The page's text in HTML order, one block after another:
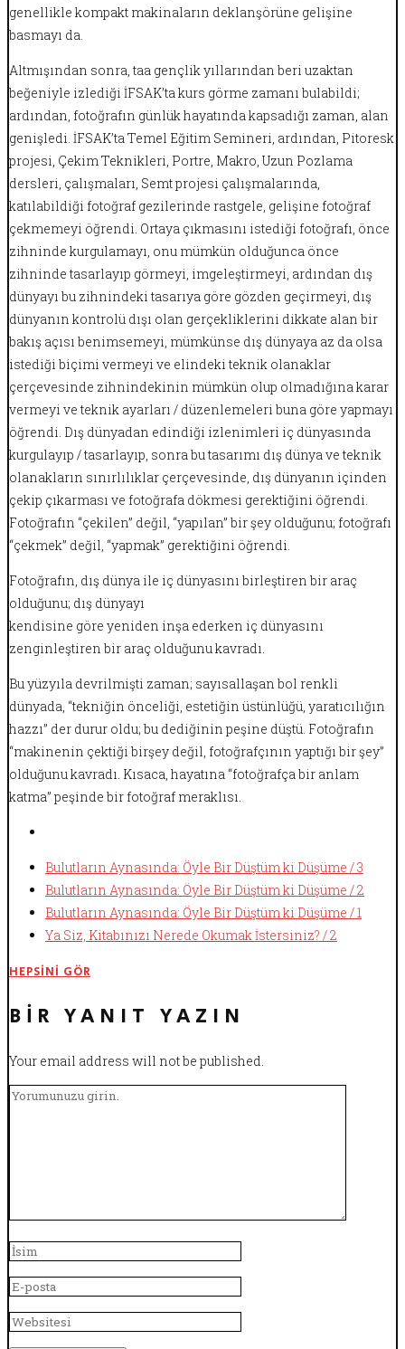
genellikle kompakt makinaların deklanşörüne gelişine
basmayı da.
Altmışından sonra, taa gençlik yıllarından beri uzaktan
beğeniyle izlediği İFSAK’ta kurs görme zamanı bulabildi;
ardından, fotoğrafın günlük hayatında kapsadığı zaman, alan
genişledi. İFSAK’ta Temel Eğitim Semineri, ardından, Pitoresk
projesi, Çekim Teknikleri, Portre, Makro, Uzun Pozlama
dersleri, çalışmaları, Semt projesi çalışmalarında,
katılabildiği fotoğraf gezilerinde rastgele, gelişine fotoğraf
çekmemeyi öğrendi. Ortaya çıkmasını istediği fotoğrafı, önce
zihninde kurgulamayı, onu mümkün olduğunca önce
zihninde tasarlayıp görmeyi, imgeleştirmeyi, ardından dış
dünyayı bu zihnindeki tasarıya göre gözden geçirmeyi, dış
dünyanın kontrolü dışı olan gerçekliklerini dikkate alan bir
bakış açısı benimsemeyi, mümkünse dış dünyaya az da olsa
istediği biçimi vermeyi ve elindeki teknik olanaklar
çerçevesinde zihnindekinin mümkün olup olmadığına karar
vermeyi ve teknik ayarları / düzenlemeleri buna göre yapmayı
öğrendi. Dış dünyadan edindiği izlenimleri iç dünyasında
kurgulayıp / tasarlayıp, sonra bu tasarımı dış dünya ve teknik
olanakların sınırlılıklar çerçevesinde, dış dünyanın içinden
çekip çıkarması ve fotoğrafa dökmesi gerektiğini öğrendi.
Fotoğrafın “çekilen” değil, “yapılan” bir şey olduğunu; fotoğrafı
“çekmek” değil, “yapmak” gerektiğini öğrendi.
Fotoğrafın, dış dünya ile iç dünyasını birleştiren bir araç
olduğunu; dış dünyayı
kendisine göre yeniden inşa ederken iç dünyasını
zenginleştiren bir araç olduğunu kavradı.
Bu yüzyıla devrilmişti zaman; sayısallaşan bol renkli
dünyada, “tekniğin önceliği, estetiğin üstünlüğü, yaratıcılığın
hazzı” der durur oldu; bu dediğinin peşine düştü. Fotoğrafın
“makinenin çektiği birşey değil, fotoğrafçının yaptığı bir şey”
olduğunu kavradı. Kısaca, hayatına “fotoğrafça bir anlam
katma” peşinde bir fotoğraf meraklısı.
Bulutların Aynasında: Öyle Bir Düştüm ki Düşüme / 3
Bulutların Aynasında: Öyle Bir Düştüm ki Düşüme / 2
Bulutların Aynasında: Öyle Bir Düştüm ki Düşüme / 1
Ya Siz, Kitabınızı Nerede Okumak İstersiniz? / 2
HEPSINI GÖR
BIR YANIT YAZIN
Your email address will not be published.